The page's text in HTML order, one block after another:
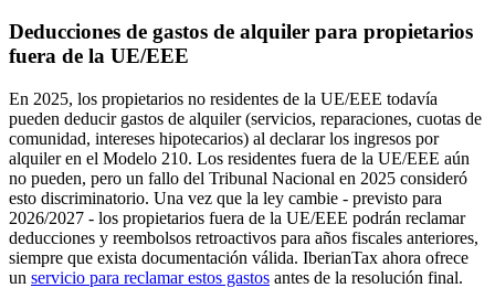
Deducciones de gastos de alquiler para propietarios
fuera de la UE/EEE
En 2025, los propietarios no residentes de la UE/EEE todavía
pueden deducir gastos de alquiler (servicios, reparaciones, cuotas de
comunidad, intereses hipotecarios) al declarar los ingresos por
alquiler en el Modelo 210. Los residentes fuera de la UE/EEE aún
no pueden, pero un fallo del Tribunal Nacional en 2025 consideró
esto discriminatorio. Una vez que la ley cambie - previsto para
2026/2027 - los propietarios fuera de la UE/EEE podrán reclamar
deducciones y reembolsos retroactivos para años fiscales anteriores,
siempre que exista documentación válida. IberianTax ahora ofrece
un servicio para reclamar estos gastos antes de la resolución final.